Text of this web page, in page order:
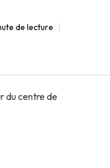
de lecture
du centre de